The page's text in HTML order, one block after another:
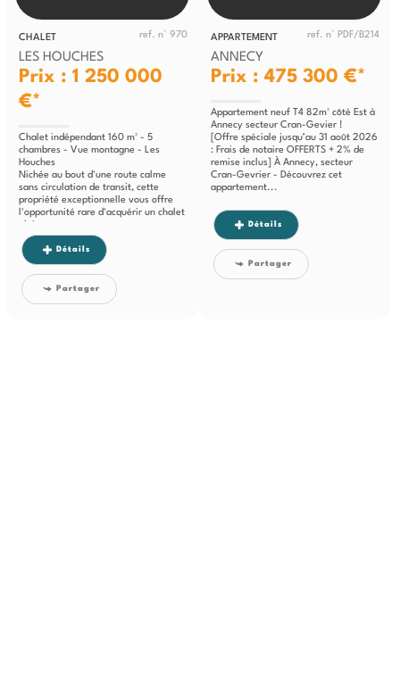
CHALET ref. n° 970
LES HOUCHES
Prix : 1 250 000
€*
Chalet indépendant 160 m² - 5
chambres - Vue montagne - Les
Houches
Nichée au bout d'une route calme
sans circulation de transit, cette
propriété exceptionnelle vous offre
l'opportunité rare d'acquérir un chalet
Détails
Partager
APPARTEMENT ref. n° PDF/B214
ANNECY
Prix : 475 300 €*
Appartement neuf T4 82m² côté Est à
Annecy secteur Cran-Gevier !
[Offre spéciale jusqu’au 31 août 2026
: Frais de notaire OFFERTS + 2% de
remise inclus] À Annecy, secteur
Cran-Gevrier - Découvrez cet
appartement...
Détails
Partager